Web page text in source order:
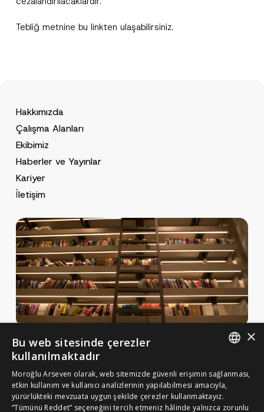
Tebliğ metnine bu linkten ulaşabilirsiniz.
Hakkımızda
Çalışma Alanları
Ekibimiz
Haberler ve Yayınlar
Kariyer
İletişim
Haberler ve Yayınlar
MA Gazette
Kariyer
TURKISH
×
Bu web sitesinde çerezler
kullanılmaktadır
Moroğlu Arseven olarak, web sitemizde güvenli erişimin sağlanması,
etkin kullanım ve kullanıcı analizlerinin yapılabilmesi amacıyla,
yürürlükteki mevzuata uygun şekilde çerezler kullanmaktayız.
“Tümünü Reddet” seçeneğini tercih etmeniz hâlinde yalnızca zorunlu